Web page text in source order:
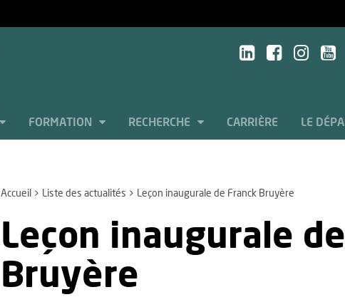
FORMATION RECHERCHE CARRIÈRE LE
Accueil Liste des actualités Leçon inaugurale de Franck Bruyère
Leçon inaugurale
Bruyère